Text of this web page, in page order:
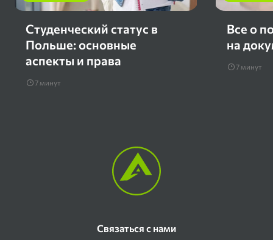
Студенческий статус в
Польше: основные
аспекты и права
7 минут
Все о
на
7 минут
Связаться с нами